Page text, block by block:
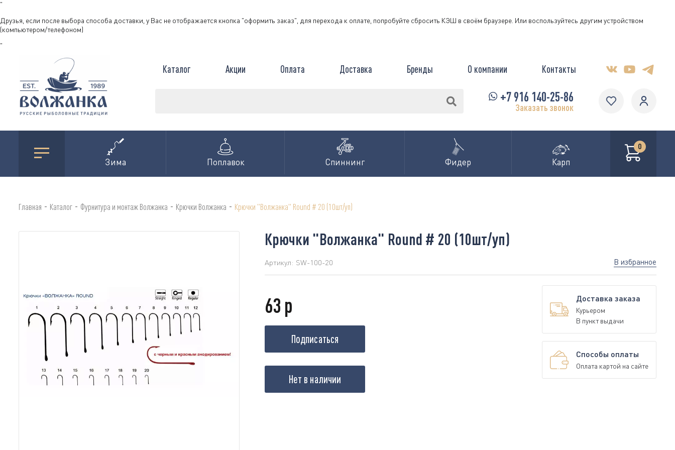
"
Друзья, если после выбора способа доставки, у Вас не отображается кнопка "оформить заказ", для перехода к оплате, попробуйте сбросить КЭШ в своём браузере. Или воспользуйтесь другим устройством
(компьютером/телефоном)
"
Каталог Акции Оплата Доставка Бренды О компании Контакты
+7 916 140-25-86
Заказать звонок
Зима Поплавок Спиннинг Фидер Карп
0
Главная - Каталог - Фурнитура и монтаж Волжанка - Крючки Волжанка - Крючки "Волжанка" Round # 20 (10шт/уп)
Крючки "Волжанка" Round # 20 (10шт/уп)
Артикул: SW-100-20 В избранное
63 р
Подписаться
Нет в наличии
Доставка заказа
Курьером
В пункт выдачи
Способы оплаты
Оплата картой на сайте